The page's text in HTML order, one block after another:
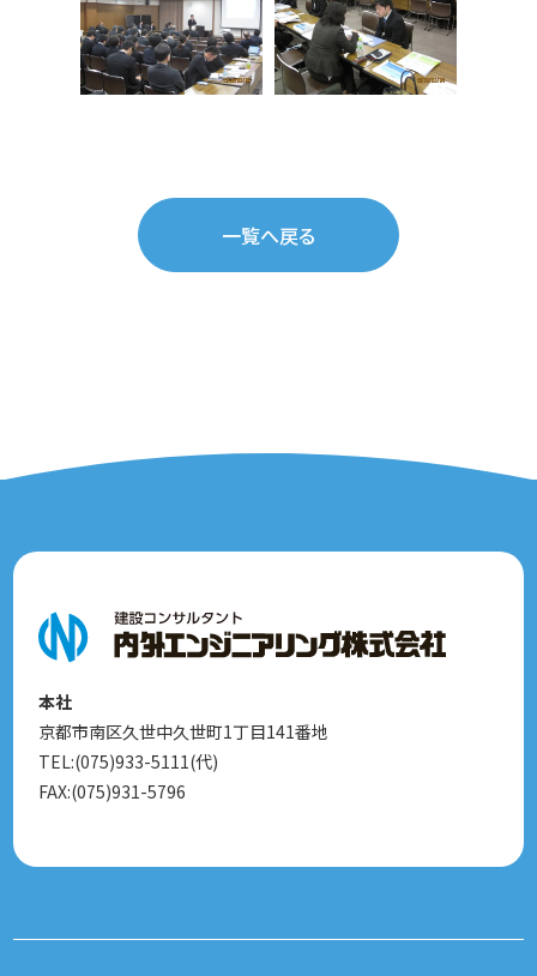
一覧へ戻る
本社
京都市南区久世中久世町1丁目141番地
TEL:(075)933-5111(代)
FAX:(075)931-5796